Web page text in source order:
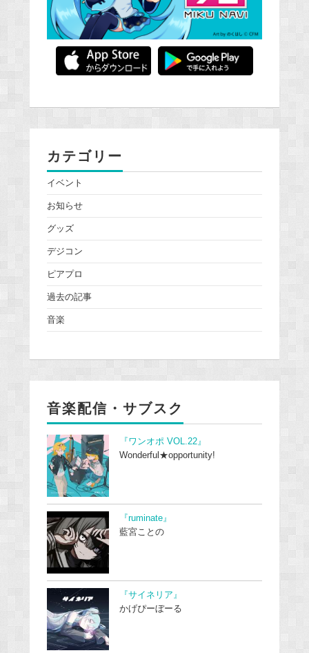
カテゴリー
イベント
お知らせ
グッズ
デジコン
ピアプロ
過去の記事
音楽
音楽配信・サブスク
『ワンオポ VOL.22』
Wonderful★opportunity!
『ruminate』
藍宮ことの
『サイネリア』
かげぴーぼーる